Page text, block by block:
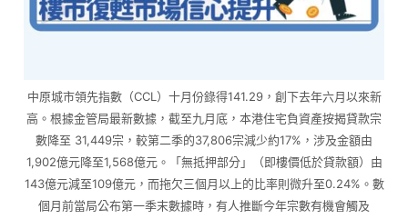
中原城市領先指數（CCL）十月份錄得141.29，創下去年六月以來新
高。根據金管局最新數據，截至九月底，本港住宅負資產按揭貸款宗
數降至 31,449宗，較第二季的37,806宗減少約17%，涉及金額由
1,902億元降至1,568億元。「無抵押部分」（即樓價低於貸款額）由
143億元減至109億元，而拖欠三個月以上的比率則微升至0.24%。數
個月前當局公布第一季末數據時，有人推斷今年宗數有機會觸及